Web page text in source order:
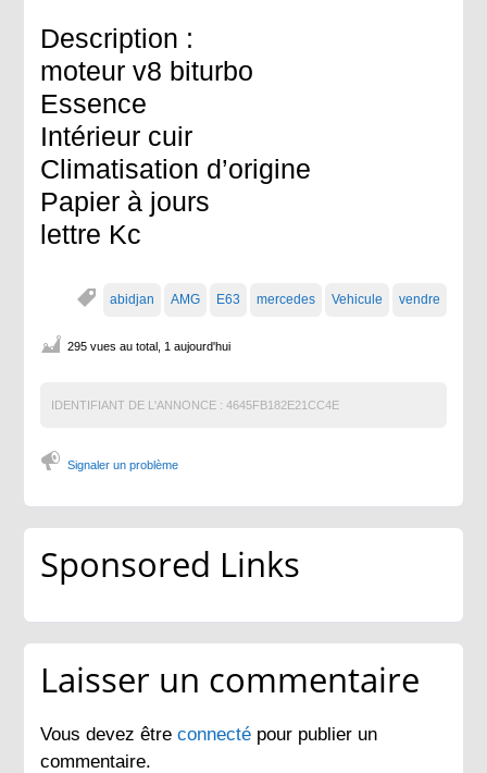
Description :
moteur v8 biturbo
Essence
Intérieur cuir
Climatisation d’origine
Papier à jours
lettre Kc
abidjan AMG E63 mercedes Vehicule vendre
295 vues au total, 1 aujourd'hui
IDENTIFIANT DE L'ANNONCE : 4645FB182E21CC4E
Signaler un problème
Sponsored Links
Laisser un commentaire
Vous devez êtreconnecté pour publier un
commentaire.